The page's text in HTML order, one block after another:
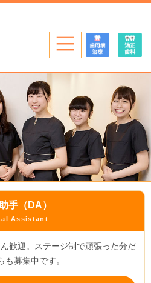
手（DA）
Assistant
歓迎。ステージ制で頑張った分だ
も募集中です。